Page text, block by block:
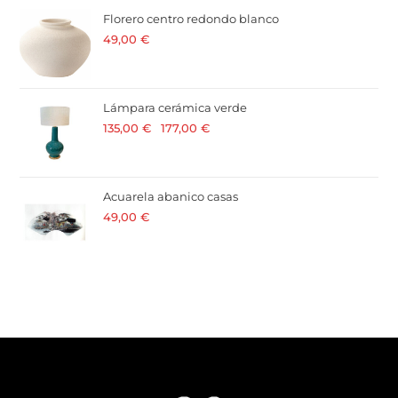
Florero centro redondo blanco
49,00€
Lámpara cerámica verde
135,00€ 177,00€
Acuarela abanico casas
49,00€